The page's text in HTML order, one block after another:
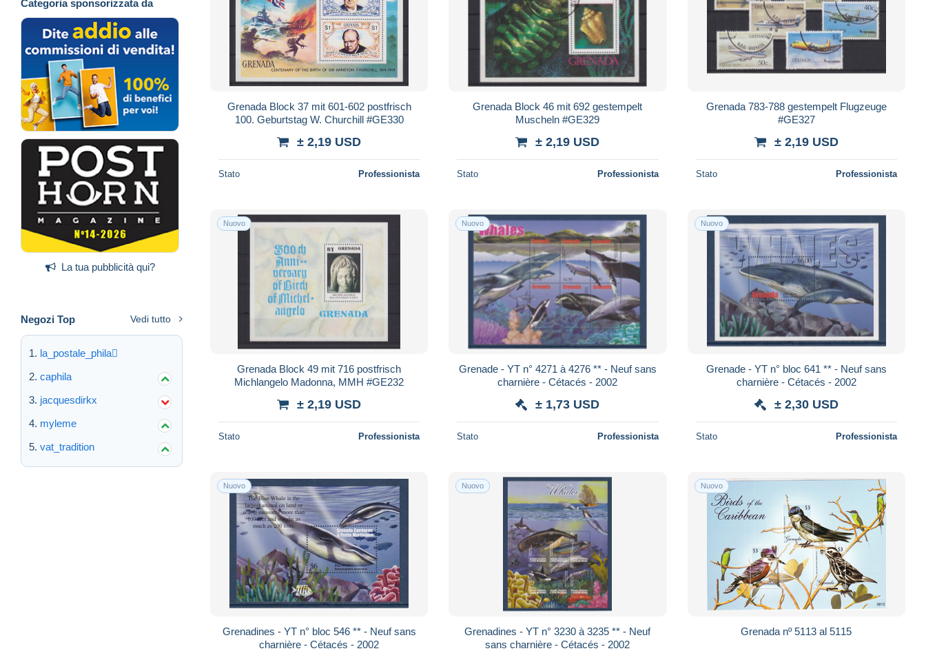
Categoria sponsorizzata da
La tua pubblicità qui?
Negozi Top Vedi tutto
la_postale_phila
caphila
jacquesdirkx
myleme
vat_tradition
Grenada Block 37 mit 601-602 postfrisch
100. Geburtstag W. Churchill #GE330
± 2,19 USD
Stato Professionista
Grenada Block 46 mit 692 gestempelt
Muscheln #GE329
± 2,19 USD
Stato Professionista
Grenada 783-788 gestempelt Flugzeuge
#GE327
± 2,19 USD
Stato Professionista
Nuovo
Grenada Block 49 mit 716 postfrisch
Michlangelo Madonna, MMH #GE232
± 2,19 USD
Stato Professionista
Nuovo
Grenade - YT n° 4271 à 4276 ** - Neuf sans
charnière - Cétacés - 2002
± 1,73 USD
Stato Professionista
Nuovo
Grenade - YT n° bloc 641 ** - Neuf sans
charnière - Cétacés - 2002
± 2,30 USD
Stato Professionista
Nuovo
Grenadines - YT n° bloc 546 ** - Neuf sans
charnière - Cétacés - 2002
Nuovo
Grenadines - YT n° 3230 à 3235 ** - Neuf
sans charnière - Cétacés - 2002
Nuovo
Grenada nº 5113 al 5115